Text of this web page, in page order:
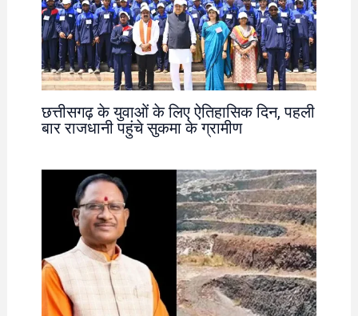
छत्तीसगढ़ के युवाओं के लिए ऐतिहासिक दिन, पहली
बार राजधानी पहुंचे सुकमा के ग्रामीण